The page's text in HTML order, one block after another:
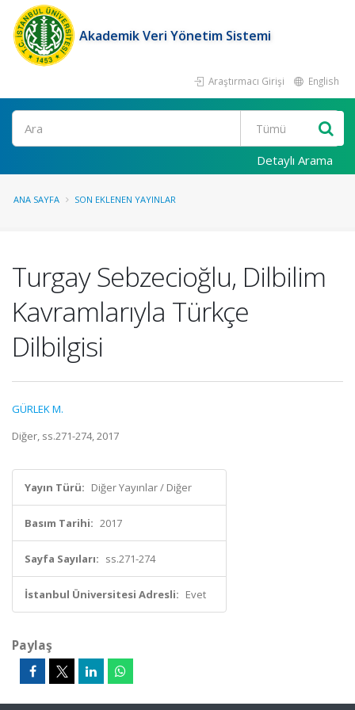
Akademik Veri Yönetim Sistemi
Araştırmacı Girişi English
Ara
Detaylı Arama
ANA SAYFA SON EKLENEN YAYINLAR
Turgay Sebzecioğlu, Dilbilim
Kavramlarıyla Türkçe
Dilbilgisi
GÜRLEK M.
Diğer, ss.271-274, 2017
Yayın Türü: Diğer Yayınlar / Diğer
Basım Tarihi: 2017
Sayfa Sayıları: ss.271-274
İstanbul Üniversitesi Adresli: Evet
Paylaş